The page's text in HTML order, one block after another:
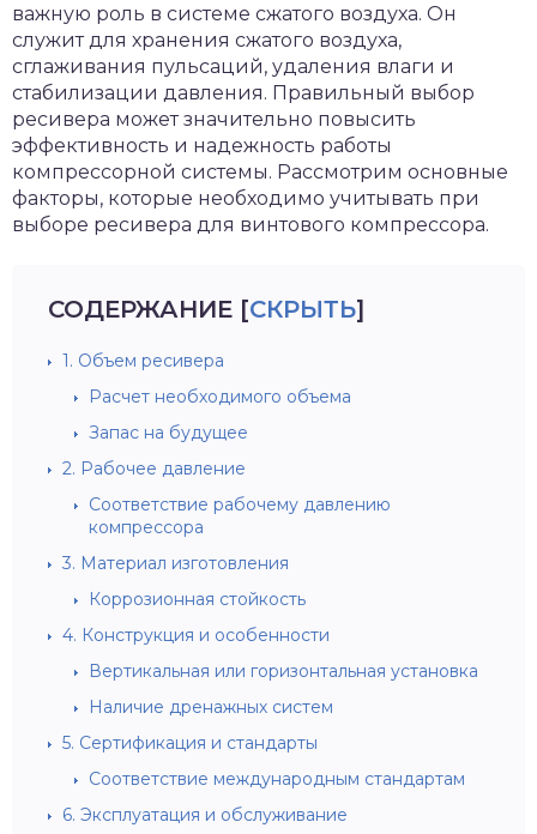
важную роль в системе сжатого воздуха. Он
служит для хранения сжатого воздуха,
сглаживания пульсаций, удаления влаги и
стабилизации давления. Правильный выбор
ресивера может значительно повысить
эффективность и надежность работы
компрессорной системы. Рассмотрим основные
факторы, которые необходимо учитывать при
выборе ресивера для винтового компрессора.
СОДЕРЖАНИЕ [СКРЫТЬ]
1. Объем ресивера
Расчет необходимого объема
Запас на будущее
2. Рабочее давление
Соответствие рабочему давлению
компрессора
3. Материал изготовления
Коррозионная стойкость
4. Конструкция и особенности
Вертикальная или горизонтальная установка
Наличие дренажных систем
5. Сертификация и стандарты
Соответствие международным стандартам
6. Эксплуатация и обслуживание